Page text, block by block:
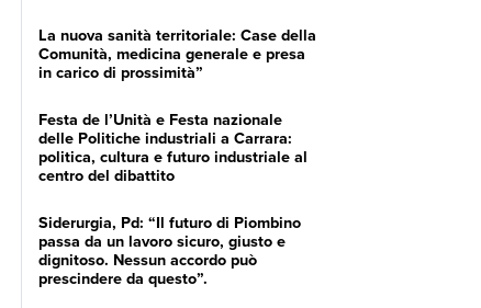
La nuova sanità territoriale: Case della
Comunità, medicina generale e presa
in carico di prossimità”
Festa de l’Unità e Festa nazionale
delle Politiche industriali a Carrara:
politica, cultura e futuro industriale al
centro del dibattito
Siderurgia, Pd: “Il futuro di Piombino
passa da un lavoro sicuro, giusto e
dignitoso. Nessun accordo può
prescindere da questo”.